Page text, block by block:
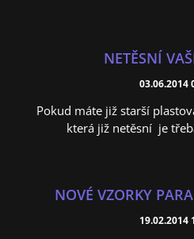
NETĚSNÍ
03.06.2014
Pokud máte již starší
která již netěsní je
NOVÉ VZORKY
19.02.2014